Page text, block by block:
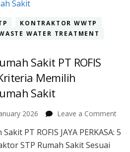
KONTRAKTOR WWTP
WATER TREATMENT
Sakit PT ROFIS
Kriteria Memilih
Sakit
2026 Leave a Commenton
STP
PT ROFIS JAYA PERKASA: 5
STP Rumah Sakit Sesuai